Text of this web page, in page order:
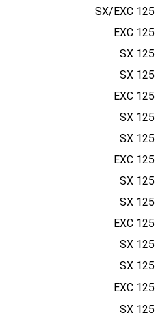
125 SX/EXC
125 EXC
125 SX
125 SX
125 EXC
125 SX
125 SX
125 EXC
125 SX
125 SX
125 EXC
125 SX
125 SX
125 EXC
125 SX